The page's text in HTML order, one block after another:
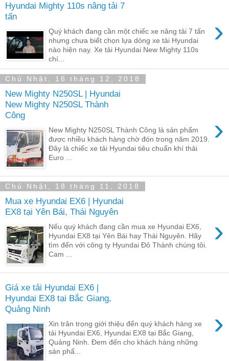
Hyundai Mighty 110s nâng tải 7
tấn
›
Quý khách đang cần một chiếc xe nâng tải 7 tấn
nhưng chưa biết chọn lựa dòng xe tải Hyundai
nào hiện nay. Xe tải Hyundai New Mighty 110s
chí...
Chủ Nhật, 16 tháng 12, 2018
New Mighty N250SL | Hyundai
New Mighty N250SL Thành
Công
›
New Mighty N250SL Thành Công là sản phẩm
được nhiều khách hàng chờ đón trong năm 2019.
Đây là chiếc xe tải Hyundai tiêu chuẩn khí thải
Euro ...
Chủ Nhật, 18 tháng 11, 2018
Mua xe Hyundai EX6 | Hyundai
EX8 tại Yên Bái, Thái Nguyên
›
Nếu quý khách đang cần mua xe Hyundai EX6,
Hyundai EX8 tại Yên Bái hay Thái Nguyên. Hãy
tìm đến với công ty Hyundai Đô Thành chúng tôi.
Cam ...
Giá xe tải Hyundai EX6 |
Hyundai EX8 tại Bắc Giang,
Quảng Ninh
›
Xin trân trọng giới thiệu đến quý khách hàng xe
tải Hyundai EX6, Hyundai EX8 tại Bắc Giang,
Quảng Ninh. Đem đến cho khách hàng những
sản phẩ...